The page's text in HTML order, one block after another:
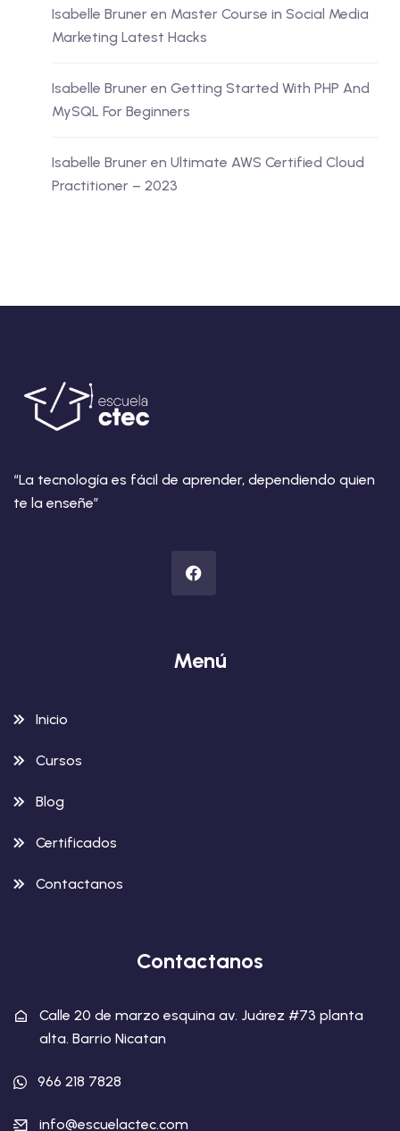
Isabelle Bruner en Master Course in Social Media
Marketing Latest Hacks
Isabelle Bruner en Getting Started With PHP And
MySQL For Beginners
Isabelle Bruner en Ultimate AWS Certified Cloud
Practitioner – 2023
“La tecnología es fácil de aprender, dependiendo quien
te la enseñe”
Menú
Inicio
Cursos
Blog
Certificados
Contactanos
Contactanos
Calle 20 de marzo esquina av. Juárez #73 planta
alta. Barrio Nicatan
966 218 7828
info@escuelactec.com